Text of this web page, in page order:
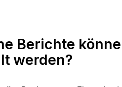
Berichte
werden?